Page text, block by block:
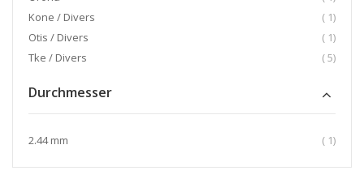
Kone / Divers
1Artikel
Otis / Divers
1Artikel
Tke / Divers
5Artikel
Durchmesser
2.44 mm 1Artikel